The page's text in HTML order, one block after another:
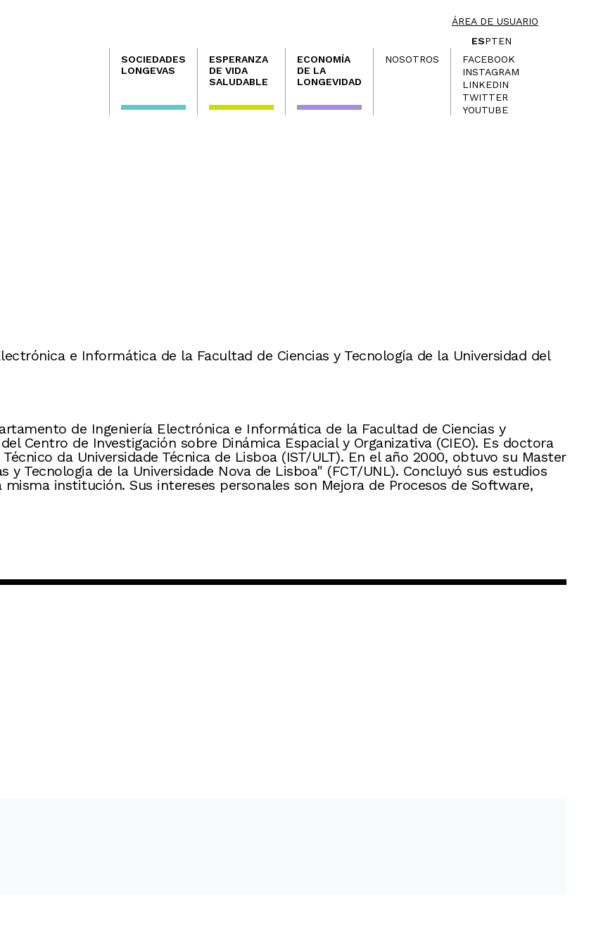
ÁREA DE USUARIO
ESPTEN
Navegación
principal
SOCIEDADES
LONGEVAS
ESPERANZA
DE VIDA
SALUDABLE
ECONOMÍA
DE LA
LONGEVIDAD
NOSOTROS
FACEBOOK
INSTAGRAM
LINKEDIN
TWITTER
YOUTUBE
e Informática de la Facultad de Ciencias y Tecnología de la Universidad del
de Ingeniería Electrónica e Informática de la Facultad de Ciencias y
Centro de Investigación sobre Dinámica Espacial y Organizativa (CIEO). Es doctora
da Universidade Técnica de Lisboa (IST/ULT). En el año 2000, obtuvo su Master
y Tecnologia de la Universidade Nova de Lisboa" (FCT/UNL). Concluyó sus estudios
institución. Sus intereses personales son Mejora de Procesos de Software,